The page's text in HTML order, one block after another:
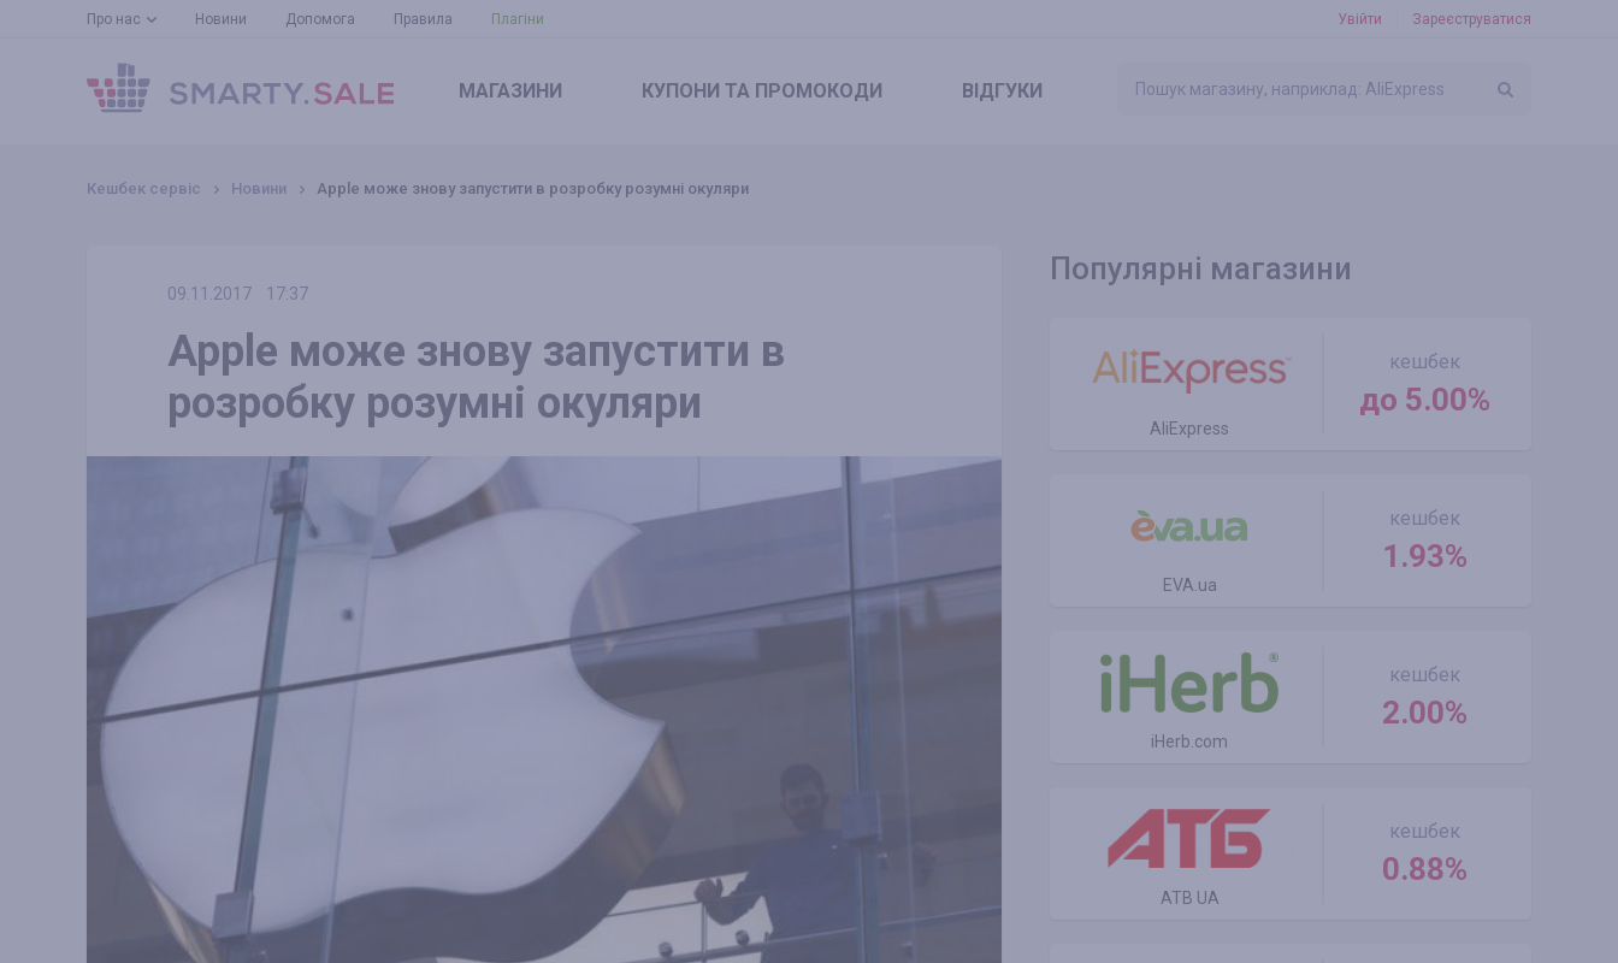
Про нас Новини Допомога Правила Плагіни Увійти Зареєструватися
МАГАЗИНИ КУПОНИ ТА ПРОМОКОДИ ВІДГУКИ
Кешбек сервіс Новини Apple може знову запустити в розробку розумні окуляри
09.11.2017 17:37
Apple може знову запустити в
розробку розумні окуляри
Популярні магазини
AliExpress
кешбек
до 5.00%
EVA.ua
кешбек
1.93%
iHerb.com
кешбек
2.00%
ATB UA
кешбек
0.88%